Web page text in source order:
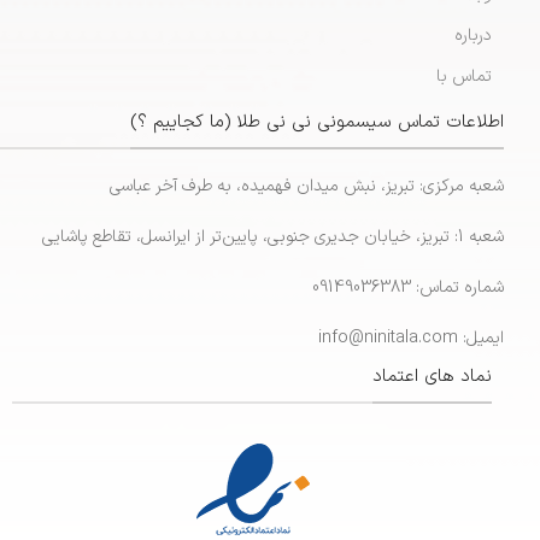
درباره
تماس با
اطلاعات تماس سیسمونی نی نی طلا (ما کجاییم ؟)
شعبه مرکزی: تبریز، نبش میدان فهمیده، به طرف آخر عباسی
شعبه 1: تبریز، خیابان جدیری جنوبی، پایین‌تر از ایرانسل، تقاطع پاشایی
شماره تماس: 09149036383
ایمیل: info@ninitala.com
نماد های اعتماد